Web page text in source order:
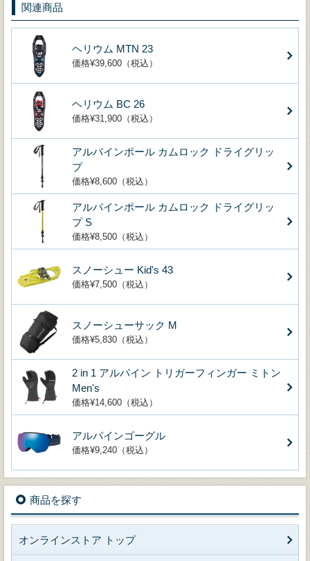
関連商品
ヘリウム MTN 23
価格¥39,600（税込）
ヘリウム BC 26
価格¥31,900（税込）
アルパインポール カムロック ドライグリッ
プ
価格¥8,600（税込）
アルパインポール カムロック ドライグリッ
プ S
価格¥8,500（税込）
スノーシュー Kid's 43
価格¥7,500（税込）
スノーシューサック M
価格¥5,830（税込）
2 in 1 アルパイン トリガーフィンガー ミトン
Men's
価格¥14,600（税込）
アルパインゴーグル
価格¥9,240（税込）
商品を探す
オンラインストア トップ